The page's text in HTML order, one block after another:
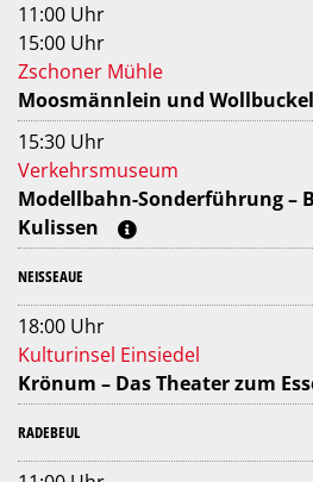
11:00 Uhr
15:00 Uhr
Zschoner Mühle
Moosmännlein und Wollbuckel
15:30 Uhr
Verkehrsmuseum
Modellbahn-Sonderführung –
Kulissen
NEISSEAUE
18:00 Uhr
Kulturinsel Einsiedel
Krönum – Das Theater zum
RADEBEUL